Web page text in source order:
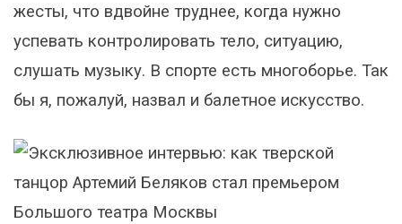
жесты, что вдвойне труднее, когда нужно
успевать контролировать тело, ситуацию,
слушать музыку. В спорте есть многоборье. Так
бы я, пожалуй, назвал и балетное искусство.